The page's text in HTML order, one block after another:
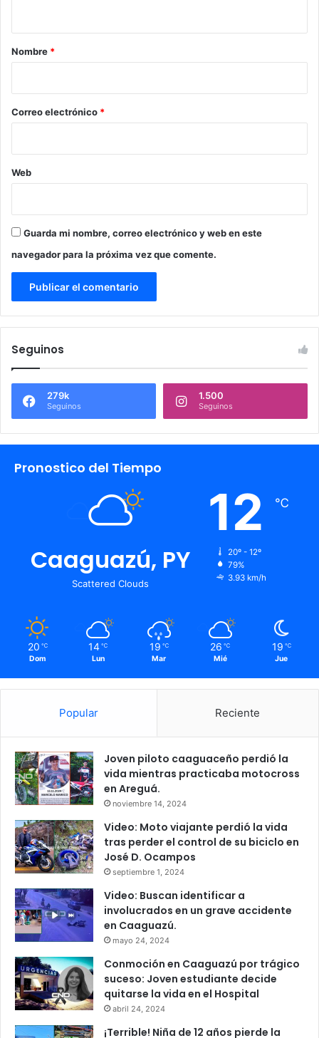
r
*
Nombre *
Correo electrónico *
Web
Guarda mi nombre, correo electrónico y web en este
navegador para la próxima vez que comente.
Seguinos
279k
Seguinos
1.500
Seguinos
Pronostico del Tiempo
Caaguazú, PY
Scattered Clouds
12 ℃
20º - 12º
79%
3.93 km/h
20 ℃
Dom
14 ℃
Lun
19 ℃
Mar
26 ℃
Mié
19 ℃
Jue
Popular Reciente
Joven piloto caaguaceño perdió la
vida mientras practicaba motocross
en Areguá.
noviembre 14, 2024
Video: Moto viajante perdió la vida
tras perder el control de su biciclo en
José D. Ocampos
septiembre 1, 2024
Video: Buscan identificar a
involucrados en un grave accidente
en Caaguazú.
mayo 24, 2024
Conmoción en Caaguazú por trágico
suceso: Joven estudiante decide
quitarse la vida en el Hospital
abril 24, 2024
¡Terrible! Niña de 12 años pierde la